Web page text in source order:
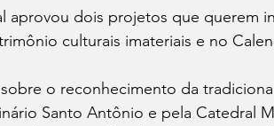
aprovou dois projetos que querem
culturais imateriais e no
o reconhecimento da
Santo Antônio e pela Catedral